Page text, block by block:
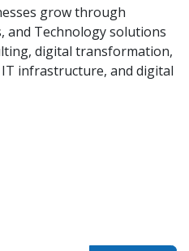
grow through
and Technology solutions
digital transformation,
IT infrastructure, and digital